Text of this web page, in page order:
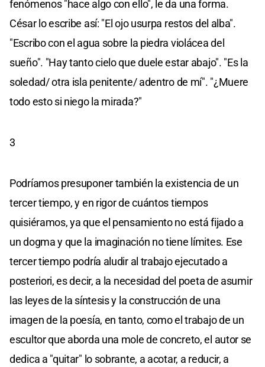
fenómenos "hace algo con ello", le da una forma.
César lo escribe así: "El ojo usurpa restos del alba".
"Escribo con el agua sobre la piedra violácea del
sueño". "Hay tanto cielo que duele estar abajo". "Es la
soledad/ otra isla penitente/ adentro de mí". "¿Muere
todo esto si niego la mirada?"
3
Podríamos presuponer también la existencia de un
tercer tiempo, y en rigor de cuántos tiempos
quisiéramos, ya que el pensamiento no está fijado a
un dogma y que la imaginación no tiene límites. Ese
tercer tiempo podría aludir al trabajo ejecutado a
posteriori, es decir, a la necesidad del poeta de asumir
las leyes de la síntesis y la construcción de una
imagen de la poesía, en tanto, como el trabajo de un
escultor que aborda una mole de concreto, el autor se
dedica a "quitar" lo sobrante, a acotar, a reducir, a